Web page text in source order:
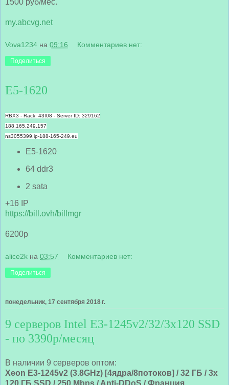
1500 руб/мес.
my.abcvg.net
Vova1234 на 09:16 Комментариев нет:
Поделиться
E5-1620
RBX3 - Rack: 43I08 - Server ID: 329162
188.165.249.157
ns3055399.ip-188-165-249.eu
E5-1620
64 ddr3
2 sata
+16 IP
https://bill.ovh/billmgr
6200р
alice2k на 03:57 Комментариев нет:
Поделиться
понедельник, 17 сентября 2018 г.
9 серверов Intel E3-1245v2/32/3x120 SSD
- по 3390р/месяц
В наличии 9 серверов оптом:
Xeon E3-1245v2 (3.8GHz) [4ядра/8потоков] / 32 ГБ / 3x
120 ГБ SSD / 250 Mbps / Anti-DDoS / Франция